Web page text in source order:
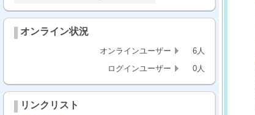
オンライン状況
オンラインユーザー
6人
ログインユーザー
0人
リンクリスト